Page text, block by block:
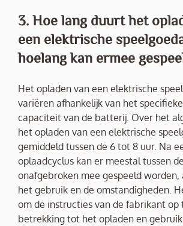
3. Hoe lang duurt het
een elektrische
hoelang kan ermee
Het opladen van een elektrische
variëren afhankelijk van het
capaciteit van de batterij. Over het
het opladen van een elektrische
gemiddeld tussen de 6 tot 8 uur. Na
oplaadcyclus kan er meestal tussen
onafgebroken mee gespeeld worden,
het gebruik en de omstandigheden.
om de instructies van de fabrikant op
betrekking tot het opladen en